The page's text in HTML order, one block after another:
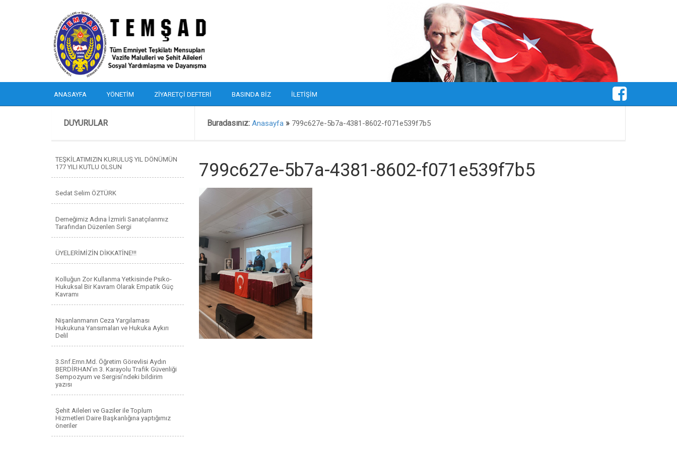
ANASAYFA YÖNETIM ZIYARETÇI DEFTERI BASINDA BIZ İLETIŞIM
DUYURULAR Buradasınız: Anasayfa » 799c627e-5b7a-4381-8602-f071e539f7b5
TEŞKİLATIMIZIN KURULUŞ YIL DÖNÜMÜN
177 YILI KUTLU OLSUN
Sedat Selim ÖZTÜRK
Derneğimiz Adına İzmirli Sanatçılarımız
Tarafından Düzenlen Sergi
ÜYELERİMİZİN DİKKATİNE!!!
Kolluğun Zor Kullanma Yetkisinde Psiko-
Hukuksal Bir Kavram Olarak Empatik Güç
Kavramı
Nişanlanmanın Ceza Yargılaması
Hukukuna Yansımaları ve Hukuka Aykırı
Delil
3.Snf.Emn.Md. Öğretim Görevlisi Aydın
BERDİRHAN’ın 3. Karayolu Trafik Güvenliği
Sempozyum ve Sergisi’ndeki bildirim
yazısı
Şehit Aileleri ve Gaziler ile Toplum
Hizmetleri Daire Başkanlığına yaptığımız
öneriler
799c627e-5b7a-4381-8602-f071e539f7b5